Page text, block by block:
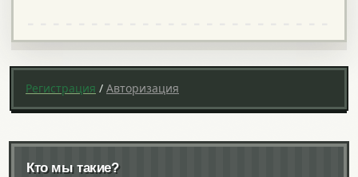
Регистрация / Авторизация
Кто мы такие?